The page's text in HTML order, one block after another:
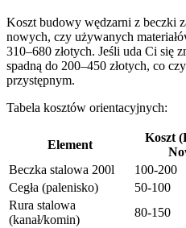
Koszt budowy wędzarni z beczki
nowych, czy używanych
310–680 złotych. Jeśli uda Ci się
spadną do 200–450 złotych, co
przystępnym.
Tabela kosztów orientacyjnych:
Element
Koszt
Beczka stalowa 200l
100-200
Cegła (palenisko)
50-100
Rura stalowa
(kanał/komin)
80-150